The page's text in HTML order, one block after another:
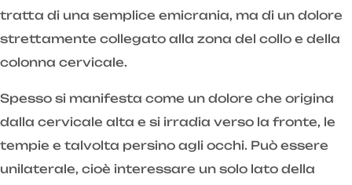
tratta di una semplice emicrania, ma di un dolore
strettamente collegato alla zona del collo e della
colonna cervicale.
Spesso si manifesta come un dolore che origina
dalla cervicale alta e si irradia verso la fronte, le
tempie e talvolta persino agli occhi. Può essere
unilaterale, cioè interessare un solo lato della